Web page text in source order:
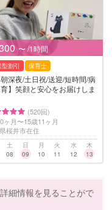
〜 /1時間
割引 保育士
朝深夜/土日祝/送迎/短時間/病
】笑顔と安心をお届けしま
(520回)
ヶ月〜15歳11ヶ月
桜井市在住
土
08
日
09
月
10
火
11
水
12
木
13
細情報を見ることがで